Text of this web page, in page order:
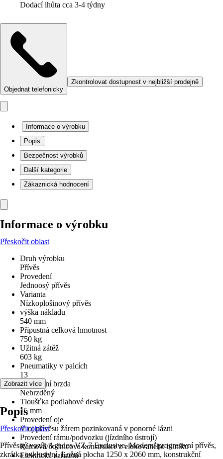
Dodací lhůta cca 3-4 týdny
Objednat telefonicky
Zkontrolovat dostupnost v nejbližší prodejně
Informace o výrobku
Popis
Bezpečnost výrobků
Další kategorie
Zákaznická hodnocení
Informace o výrobku
Přeskočit oblast
Druh výrobku
Přívěs
Provedení
Jednoosý přívěs
Varianta
Nízkoplošinový přívěs
výška nákladu
540 mm
Přípustná celková hmotnost
750 kg
Užitná zátěž
603 kg
Pneumatiky v palcích
13
provedení brzda
Nebrzděný
Tloušťka podlahové desky
15 mm
Provedení oje
V oj přívěsu žárem pozinkovaná v ponorné lázni
Provedení rámu/podvozku (jízdního ústrojí)
Rámová/bočnicová konstrukce z eloxovaného hliníku
Elektrická zařízení
Zobrazit více
Popis
Přeskočit oblast
Přívěsný vozík Agados VZ-7 Exclusive. Moderní progresivní přívěs,
zkrátka exklusivní. Ložná plocha 1250 x 2060 mm, konstrukční